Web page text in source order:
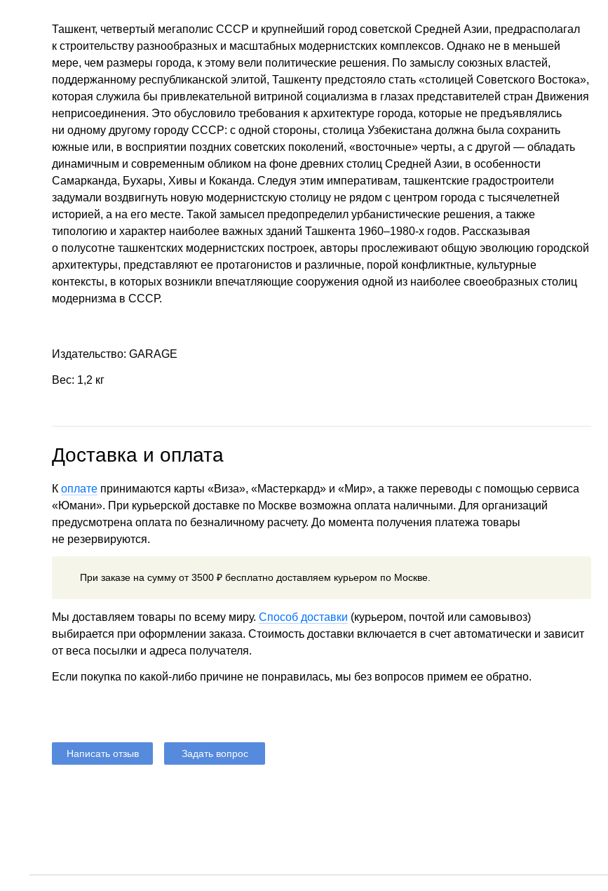
Ташкент, четвертый мегаполис СССР и крупнейший город советской Средней Азии, предрасполагал
к строительству разнообразных и масштабных модернистских комплексов. Однако не в меньшей
мере, чем размеры города, к этому вели политические решения. По замыслу союзных властей,
поддержанному республиканской элитой, Ташкенту предстояло стать «столицей Советского Востока»,
которая служила бы привлекательной витриной социализма в глазах представителей стран Движения
неприсоединения. Это обусловило требования к архитектуре города, которые не предъявлялись
ни одному другому городу СССР: с одной стороны, столица Узбекистана должна была сохранить
южные или, в восприятии поздних советских поколений, «восточные» черты, а с другой — обладать
динамичным и современным обликом на фоне древних столиц Средней Азии, в особенности
Самарканда, Бухары, Хивы и Коканда. Следуя этим императивам, ташкентские градостроители
задумали воздвигнуть новую модернистскую столицу не рядом с центром города с тысячелетней
историей, а на его месте. Такой замысел предопределил урбанистические решения, а также
типологию и характер наиболее важных зданий Ташкента 1960–1980-х годов. Рассказывая
о полусотне ташкентских модернистских построек, авторы прослеживают общую эволюцию городской
архитектуры, представляют ее протагонистов и различные, порой конфликтные, культурные
контексты, в которых возникли впечатляющие сооружения одной из наиболее своеобразных столиц
модернизма в СССР.
Издательство: GARAGE
Вес: 1,2 кг
Доставка и оплата
К оплате принимаются карты «Виза», «Мастеркард» и «Мир», а также переводы с помощью сервиса
«Юмани». При курьерской доставке по Москве возможна оплата наличными. Для организаций
предусмотрена оплата по безналичному расчету. До момента получения платежа товары
не резервируются.
При заказе на сумму от 3500 ₽ бесплатно доставляем курьером по Москве.
Мы доставляем товары по всему миру. Способ доставки (курьером, почтой или самовывоз)
выбирается при оформлении заказа. Стоимость доставки включается в счет автоматически и зависит
от веса посылки и адреса получателя.
Если покупка по какой-либо причине не понравилась, мы без вопросов примем ее обратно.
Написать отзыв Задать вопрос